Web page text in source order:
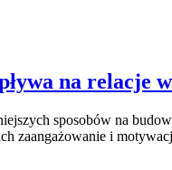
na relacje
sposobów na
zaangażowanie i